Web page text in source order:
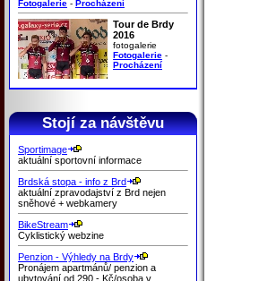
Fotogalerie - Procházení
Tour de Brdy
2016
fotogalerie
Fotogalerie -
Procházení
Stojí za návštěvu
Sportimage
aktuální sportovní informace
Brdská stopa - info z Brd
aktuální zpravodajství z Brd nejen
sněhové + webkamery
BikeStream
Cyklistický webzine
Penzion - Výhledy na Brdy
Pronájem apartmánů/ penzion a
ubytování od 290,- Kč/osoba v